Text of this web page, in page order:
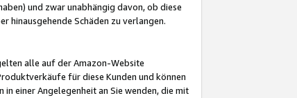
und zwar unabhängig davon, ob diese
hinausgehende Schäden zu verlangen.
alle auf der Amazon-Website
für diese Kunden und können
einer Angelegenheit an Sie wenden, die mit